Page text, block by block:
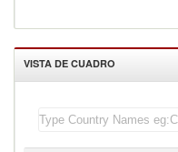
VISTA DE CUADRO